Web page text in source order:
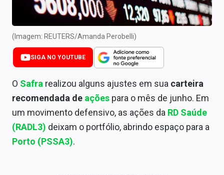
Central de Dividendos
Central de Fundos Imobiliários
Central dos IPOs
Renda Fixa
Finanças Pessoais
Mercados
Economia
(Imagem: REUTERS/Amanda Perobelli)
SIGA NO YOUTUBE
O Safra realizou alguns ajustes em sua carteira
recomendada de ações para o mês de junho. Em
um movimento defensivo, as ações da RD Saúde
(RADL3) deixam o portfólio, abrindo espaço para a
Porto (PSSA3).